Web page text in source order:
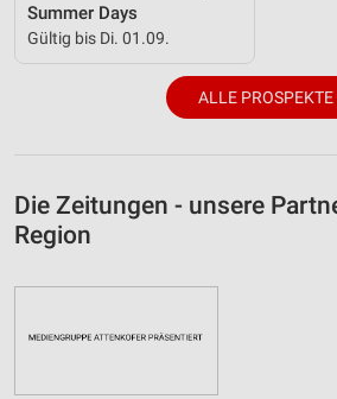
Summer Days
Gültig bis Di. 01.09.
ALLE PROSPEKTE
Die Zeitungen - unsere
Region